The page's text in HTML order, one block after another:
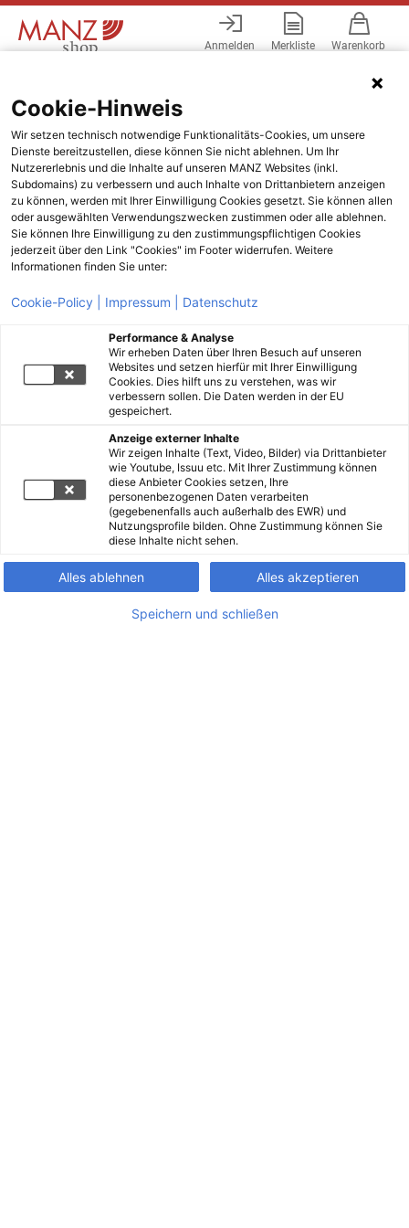
Anmelden Merkliste Warenkorb
Cookie-Hinweis
Wir setzen technisch notwendige Funktionalitäts-Cookies, um unsere
Dienste bereitzustellen, diese können Sie nicht ablehnen. Um Ihr
Nutzererlebnis und die Inhalte auf unseren MANZ Websites (inkl.
Subdomains) zu verbessern und auch Inhalte von Drittanbietern anzeigen
zu können, werden mit Ihrer Einwilligung Cookies gesetzt. Sie können allen
oder ausgewählten Verwendungszwecken zustimmen oder alle ablehnen.
Sie können Ihre Einwilligung zu den zustimmungspflichtigen Cookies
jederzeit über den Link "Cookies" im Footer widerrufen. Weitere
Informationen finden Sie unter:
Cookie-Policy | Impressum | Datenschutz
Performance & Analyse
Wir erheben Daten über Ihren Besuch auf unseren
Websites und setzen hierfür mit Ihrer Einwilligung
Cookies. Dies hilft uns zu verstehen, was wir
verbessern sollen. Die Daten werden in der EU
gespeichert.
Anzeige externer Inhalte
Wir zeigen Inhalte (Text, Video, Bilder) via Drittanbieter
wie Youtube, Issuu etc. Mit Ihrer Zustimmung können
diese Anbieter Cookies setzen, Ihre
personenbezogenen Daten verarbeiten
(gegebenenfalls auch außerhalb des EWR) und
Nutzungsprofile bilden. Ohne Zustimmung können Sie
diese Inhalte nicht sehen.
Alles ablehnen Alles akzeptieren
Speichern und schließen